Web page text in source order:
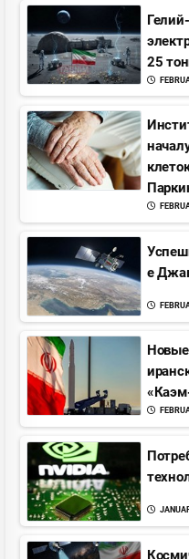
25
е